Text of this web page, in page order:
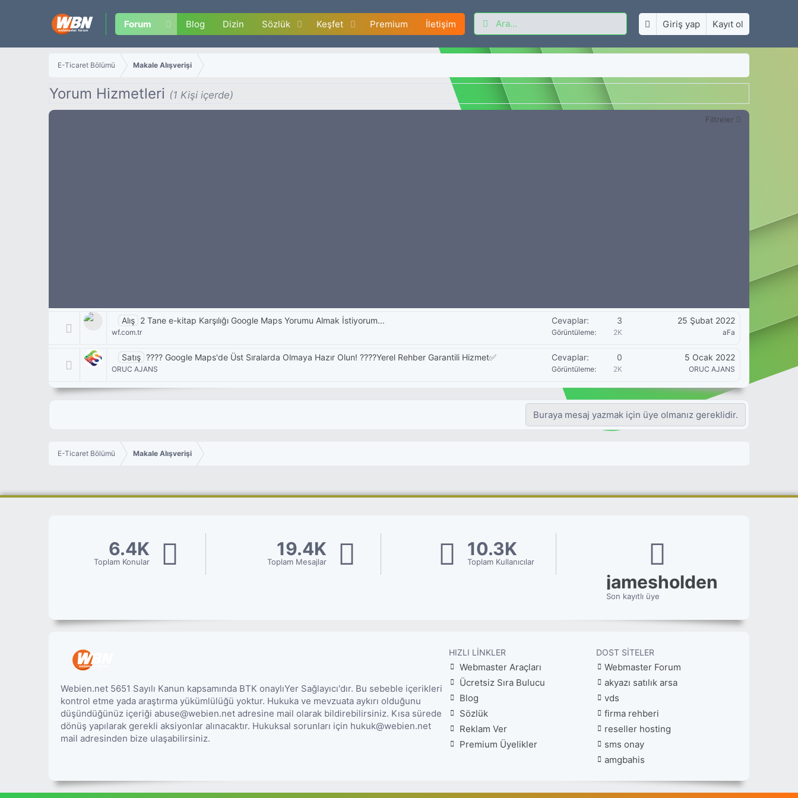
Forum Blog Dizin Sözlük Keşfet Premium İletişim Giriş yap Kayıt ol
E-Ticaret Bölümü Makale Alışverişi
Yorum Hizmetleri (1 Kişi içerde)
Filtreler
Alış 2 Tane e-kitap Karşılığı Google Maps Yorumu Almak İstiyorum...
wf.com.tr
Cevaplar 3
Görüntüleme 2K
25 Şubat 2022
aFa
Satış ???? Google Maps'de Üst Sıralarda Olmaya Hazır Olun! ????Yerel Rehber Garantili Hizmet✅
ORUC AJANS
Cevaplar 0
Görüntüleme 2K
5 Ocak 2022
ORUC AJANS
Buraya mesaj yazmak için üye olmanız gereklidir.
E-Ticaret Bölümü Makale Alışverişi
6.4K
Toplam Konular
19.4K
Toplam Mesajlar
10.3K
Toplam Kullanıcılar
jamesholden
Son kayıtlı üye
Webien.net 5651 Sayılı Kanun kapsamında BTK onaylıYer Sağlayıcı'dır. Bu sebeble içerikleri
kontrol etme yada araştırma yükümlülüğü yoktur. Hukuka ve mevzuata aykırı olduğunu
düşündüğünüz içeriği abuse@webien.net adresine mail olarak bildirebilirsiniz. Kısa sürede
dönüş yapılarak gerekli aksiyonlar alınacaktır. Hukuksal sorunları için hukuk@webien.net
mail adresinden bize ulaşabilirsiniz.
HIZLI LINKLER
Webmaster Araçları
Ücretsiz Sıra Bulucu
Blog
Sözlük
Reklam Ver
Premium Üyelikler
DOST SITELER
Webmaster Forum
akyazı satılık arsa
vds
firma rehberi
reseller hosting
sms onay
amgbahis